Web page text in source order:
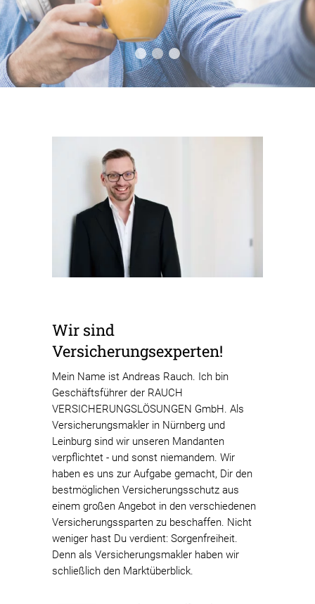
Wir sind
Versicherungsexperten!
Mein Name ist Andreas Rauch. Ich bin
Geschäftsführer der RAUCH
VERSICHERUNGSLÖSUNGEN GmbH. Als
Versicherungsmakler in Nürnberg und
Leinburg sind wir unseren Mandanten
verpflichtet - und sonst niemandem. Wir
haben es uns zur Aufgabe gemacht, Dir den
bestmöglichen Versicherungsschutz aus
einem großen Angebot in den verschiedenen
Versicherungssparten zu beschaffen. Nicht
weniger hast Du verdient: Sorgenfreiheit.
Denn als Versicherungsmakler haben wir
schließlich den Marktüberblick.